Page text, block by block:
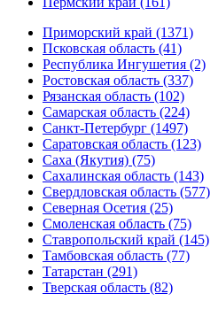
Приморский край (1371)
Псковская область (41)
Республика Ингушетия (2)
Ростовская область (337)
Рязанская область (102)
Самарская область (224)
Санкт-Петербург (1497)
Саратовская область (123)
Саха (Якутия) (75)
Сахалинская область (143)
Свердловская область (577)
Северная Осетия (25)
Смоленская область (75)
Ставропольский край (145)
Тамбовская область (77)
Татарстан (291)
Тверская область (82)